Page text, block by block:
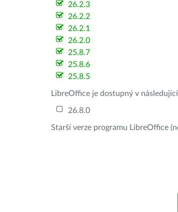
26.2.3
26.2.2
26.2.1
26.2.0
25.8.7
25.8.6
25.8.5
LibreOffice je dostupný v
26.8.0
Starší verze programu LibreOffice